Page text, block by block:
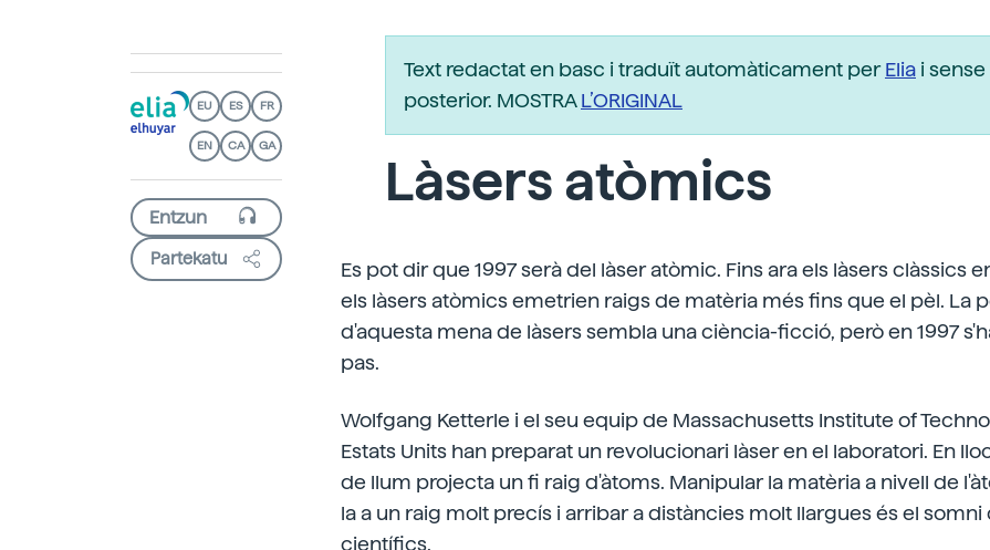
EU ES FR
EN CA GA
Partekatu
Text redactat en basc i traduït automàticament perElia i
posterior. MOSTRAL’ORIGINAL
Làsers atòmics
Es pot dir que 1997 serà del làser atòmic. Fins ara els làsers clàssics
els làsers atòmics emetrien raigs de matèria més fins que el pèl. La
d'aquesta mena de làsers sembla una ciència-ficció, però en 1997
pas.
Wolfgang Ketterle i el seu equip de Massachusetts Institute of
Estats Units han preparat un revolucionari làser en el laboratori. En
de llum projecta un fi raig d'àtoms. Manipular la matèria a nivell de
la a un raig molt precís i arribar a distàncies molt llargues és el
científics.